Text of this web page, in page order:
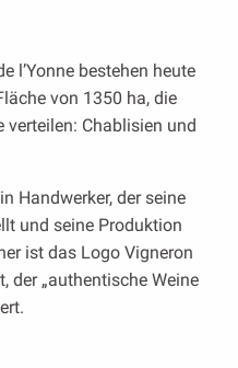
l’Yonne bestehen heute
von 1350 ha, die
Chablisien und
Handwerker, der seine
und seine Produktion
ist das Logo Vigneron
der „authentische Weine